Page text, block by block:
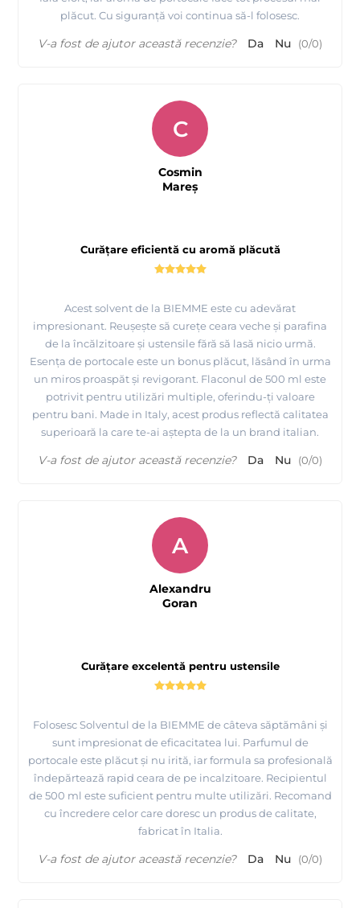
plăcut. Cu siguranță voi continua să-l folosesc.
V-a fost de ajutor această recenzie? Da Nu (0/0)
Curățare eficientă cu aromă plăcută
Acest solvent de la BIEMME este cu adevărat
impresionant. Reușește să curețe ceara veche și parafina
de la încălzitoare și ustensile fără să lasă nicio urmă.
Esența de portocale este un bonus plăcut, lăsând în urma
un miros proaspăt și revigorant. Flaconul de 500 ml este
potrivit pentru utilizări multiple, oferindu-ți valoare
pentru bani. Made in Italy, acest produs reflectă calitatea
superioară la care te-ai aștepta de la un brand italian.
C
Cosmin
Mareş
V-a fost de ajutor această recenzie? Da Nu (0/0)
Curățare excelentă pentru ustensile
Folosesc Solventul de la BIEMME de câteva săptămâni și
sunt impresionat de eficacitatea lui. Parfumul de
portocale este plăcut și nu irită, iar formula sa profesională
îndepărtează rapid ceara de pe incalzitoare. Recipientul
de 500 ml este suficient pentru multe utilizări. Recomand
cu încredere celor care doresc un produs de calitate,
fabricat în Italia.
A
Alexandru
Goran
V-a fost de ajutor această recenzie? Da Nu (0/0)